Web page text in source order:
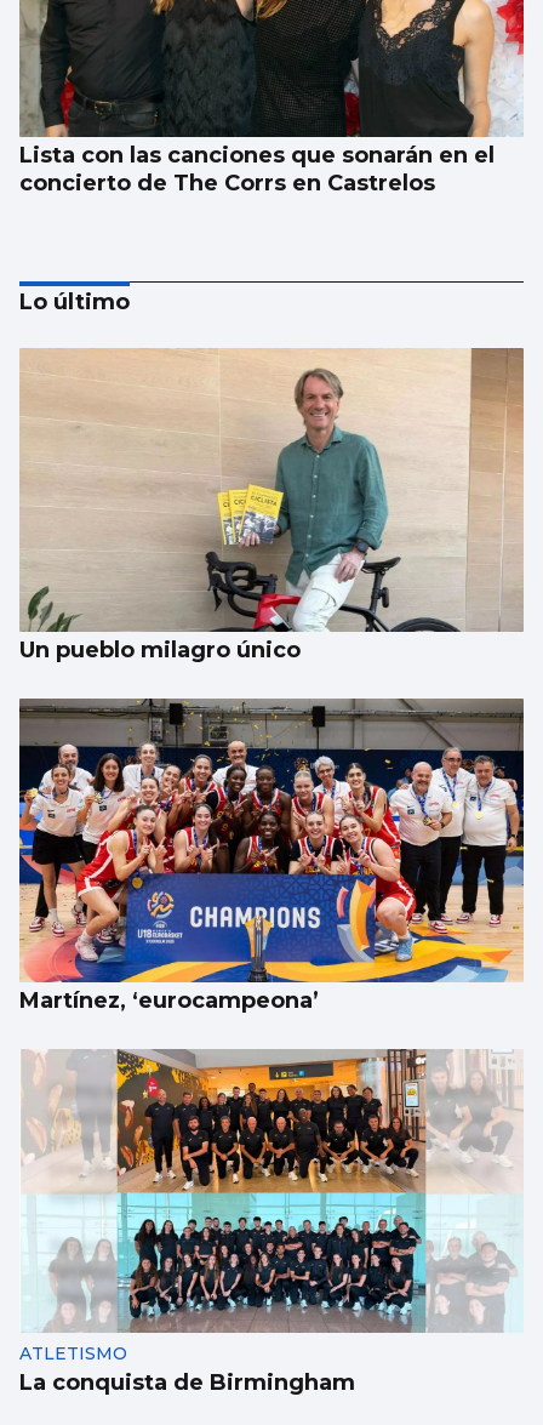
Lista con las canciones que sonarán en el
concierto de The Corrs en Castrelos
Chocolate es el sabor que transporta al
Lo último
Un pueblo milagro único
Martínez, ‘eurocampeona’
ATLETISMO
La conquista de Birmingham